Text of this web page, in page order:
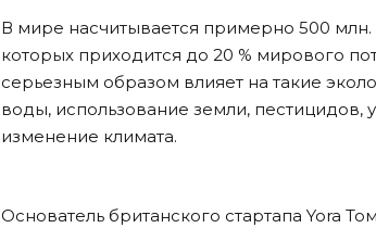
В мире насчитывается примерно 500
которых приходится до 20 % мирового
серьезным образом влияет на такие
воды, использование земли,
изменение климата.
Основатель британского стартапа Yora